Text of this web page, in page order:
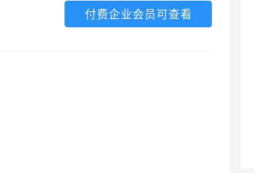
付费企业会员可查看